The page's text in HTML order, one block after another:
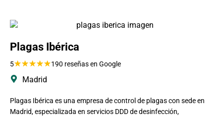
Plagas Ibérica
5★★★★★190 reseñas en Google
Madrid
Plagas Ibérica es una empresa de control de plagas con sede en
Madrid, especializada en servicios DDD de desinfección,